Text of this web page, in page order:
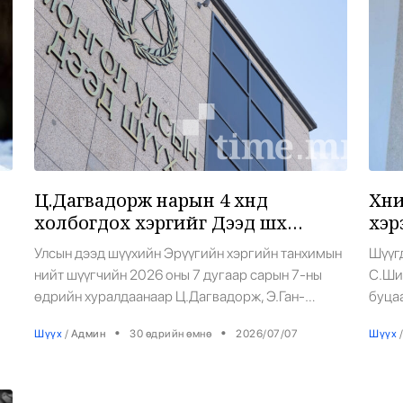
6
7
Ц.Дагвадорж нарын 4 хүнд
холбогдох хэргийг Дээд шүүх
хэлэлцэнэ
Улсын дээд шүүхийн Эрүүгийн хэргийн танхимын
нийт шүүгчийн 2026 оны 7 дугаар сарын 7-ны
өдрийн хуралдаанаар Ц.Дагвадорж, Э.Ган-
холбогдох хэргийг хохирогчийн хууль ёсны
Шүүх / Админ • 30 өдрийн өмнө • 2026/07/07
үед
Шүүх /